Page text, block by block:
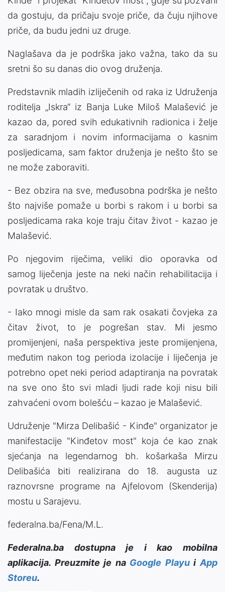
da gostuju, da pričaju svoje priče, da čuju njihove
priče, da budu jedni uz druge.
Naglašava da je podrška jako važna, tako da su
sretni šo su danas dio ovog druženja.
Predstavnik mladih izliječenih od raka iz Udruženja
roditelja „Iskra“ iz Banja Luke Miloš Malašević je
kazao da, pored svih edukativnih radionica i želje
za saradnjom i novim informacijama o kasnim
posljedicama, sam faktor druženja je nešto što se
ne može zaboraviti.
- Bez obzira na sve, međusobna podrška je nešto
što najviše pomaže u borbi s rakom i u borbi sa
posljedicama raka koje traju čitav život - kazao je
Malašević.
Po njegovim riječima, veliki dio oporavka od
samog liječenja jeste na neki način rehabilitacija i
povratak u društvo.
- Iako mnogi misle da sam rak osakati čovjeka za
čitav život, to je pogrešan stav. Mi jesmo
promijenjeni, naša perspektiva jeste promijenjena,
međutim nakon tog perioda izolacije i liječenja je
potrebno opet neki period adaptiranja na povratak
na sve ono što svi mladi ljudi rade koji nisu bili
zahvaćeni ovom bolešću – kazao je Malašević.
Udruženje "Mirza Delibašić - Kinđe" organizator je
manifestacije "Kinđetov most" koja će kao znak
sjećanja na legendarnog bh. košarkaša Mirzu
Delibašića biti realizirana do 18. augusta uz
raznovrsne programe na Ajfelovom (Skenderija)
mostu u Sarajevu.
federalna.ba/Fena/M.L.
Federalna.ba dostupna je i kao mobilna
aplikacija. Preuzmite je na Google PlayuiApp
Storeu.